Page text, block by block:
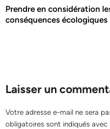
Prendre en considération
conséquences écologiques
Laisser un
Votre adresse e-mail ne sera
obligatoires sont indiqués avec